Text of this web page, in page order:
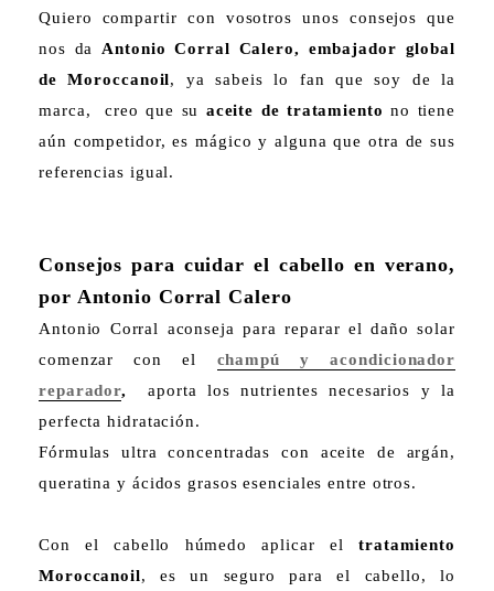
Quiero compartir con vosotros unos consejos que
nos da Antonio Corral Calero,
embajador global
de Moroccanoil, ya sabeis lo fan que soy de la
marca, creo que su aceite de tratamiento no tiene
aún competidor, es mágico y alguna que otra de sus
referencias igual.
Consejos para cuidar el cabello en verano,
por Antonio Corral Calero
Antonio Corral aconseja para reparar el daño solar
comenzar con el champú y acondicionador
reparador,aporta los nutrientes necesarios y la
perfecta hidratación.
Fórmulas ultra concentradas con aceite de argán,
queratina y ácidos grasos esenciales entre otros.
Con el cabello húmedo aplicar eltratamiento
Moroccanoil, es un seguro para el cabello, lo